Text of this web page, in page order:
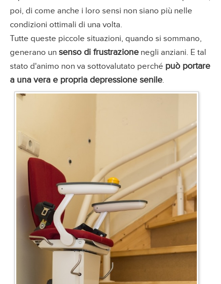
poi, di come anche i loro sensi non siano più nelle
condizioni ottimali di una volta.
Tutte queste piccole situazioni, quando si sommano,
generano un senso di frustrazione negli anziani. E tal
stato d'animo non va sottovalutato perché può portare
a una vera e propria depressione senile.